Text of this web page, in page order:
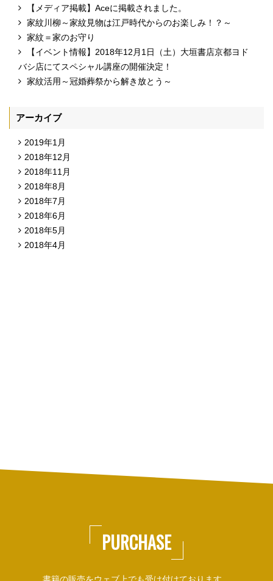
【メディア掲載】Aceに掲載されました。
家紋川柳～家紋見物は江戸時代からのお楽しみ！？～
家紋＝家のお守り
【イベント情報】2018年12月1日（土）大垣書店京都ヨド
バシ店にてスペシャル講座の開催決定！
家紋活用～冠婚葬祭から解き放とう～
アーカイブ
2019年1月
2018年12月
2018年11月
2018年8月
2018年7月
2018年6月
2018年5月
2018年4月
PURCHASE